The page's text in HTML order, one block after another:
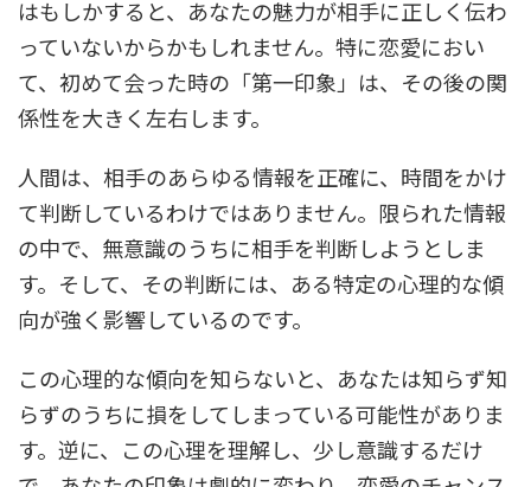
はもしかすると、あなたの魅力が相手に正しく伝わ
っていないからかもしれません。特に恋愛におい
て、初めて会った時の「第一印象」は、その後の関
係性を大きく左右します。
人間は、相手のあらゆる情報を正確に、時間をかけ
て判断しているわけではありません。限られた情報
の中で、無意識のうちに相手を判断しようとしま
す。そして、その判断には、ある特定の心理的な傾
向が強く影響しているのです。
この心理的な傾向を知らないと、あなたは知らず知
らずのうちに損をしてしまっている可能性がありま
す。逆に、この心理を理解し、少し意識するだけ